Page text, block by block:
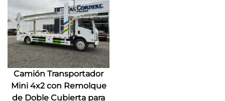
Camión Transportador
Mini 4x2 con Remolque
de Doble Cubierta para